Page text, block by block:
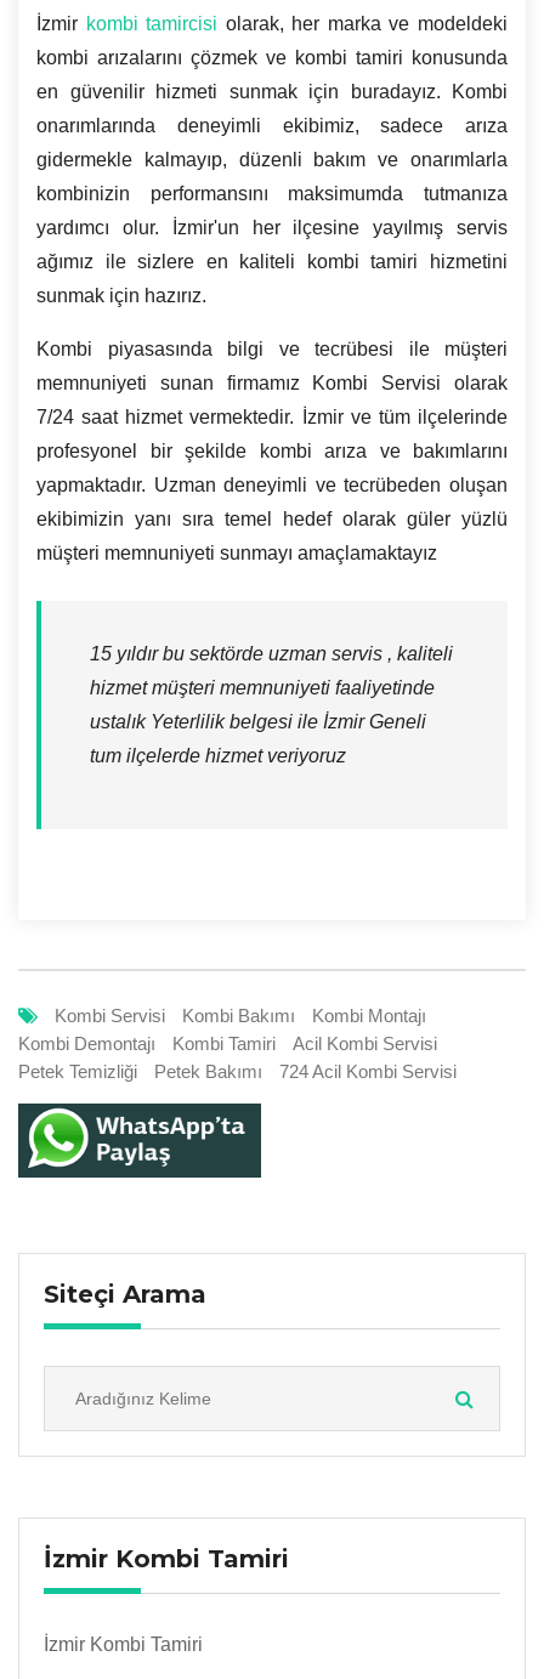
İzmir kombi tamircisi olarak, her marka ve modeldeki
kombi arızalarını çözmek ve kombi tamiri konusunda
en güvenilir hizmeti sunmak için buradayız. Kombi
onarımlarında deneyimli ekibimiz, sadece arıza
gidermekle kalmayıp, düzenli bakım ve onarımlarla
kombinizin performansını maksimumda tutmanıza
yardımcı olur. İzmir'un her ilçesine yayılmış servis
ağımız ile sizlere en kaliteli kombi tamiri hizmetini
sunmak için hazırız.
Kombi piyasasında bilgi ve tecrübesi ile müşteri
memnuniyeti sunan firmamız Kombi Servisi olarak
7/24 saat hizmet vermektedir. İzmir ve tüm ilçelerinde
profesyonel bir şekilde kombi arıza ve bakımlarını
yapmaktadır. Uzman deneyimli ve tecrübeden oluşan
ekibimizin yanı sıra temel hedef olarak güler yüzlü
müşteri memnuniyeti sunmayı amaçlamaktayız
15 yıldır bu sektörde uzman servis , kaliteli
hizmet müşteri memnuniyeti faaliyetinde
ustalık Yeterlilik belgesi ile İzmir Geneli
tum ilçelerde hizmet veriyoruz
Kombi Servisi Kombi Bakımı
Kombi Montajı
Kombi Demontajı
Kombi Tamiri
Acil Kombi Servisi
Petek Temizliği
Petek Bakımı 724 Acil Kombi Servisi
Siteçi Arama
İzmir Kombi Tamiri
İzmir Kombi Tamiri